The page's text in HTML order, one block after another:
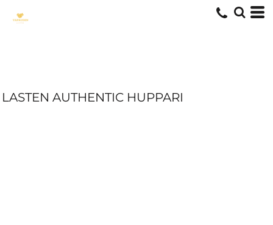
LASTEN AUTHENTIC HUPPARI